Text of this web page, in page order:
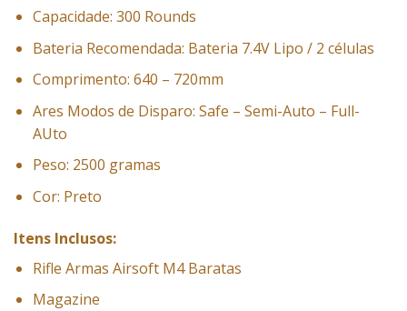
Capacidade: 300 Rounds
Bateria Recomendada: Bateria 7.4V Lipo / 2 células
Comprimento: 640 – 720mm
Ares Modos de Disparo: Safe – Semi-Auto – Full-
AUto
Peso: 2500 gramas
Cor: Preto
Itens Inclusos:
Rifle Armas Airsoft M4 Baratas
Magazine